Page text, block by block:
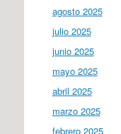
agosto 2025
julio 2025
junio 2025
mayo 2025
abril 2025
marzo 2025
febrero 2025